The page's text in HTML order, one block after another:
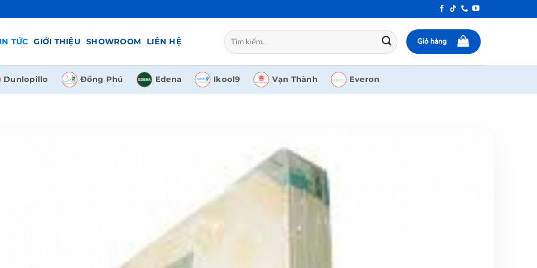
TỨC GIỚI THIỆU SHOWROOM LIÊN HỆ
Tìm
kiếm:
Giỏ hàng
Dunlopillo Đồng Phú Edena Ikool9 Vạn Thành Everon